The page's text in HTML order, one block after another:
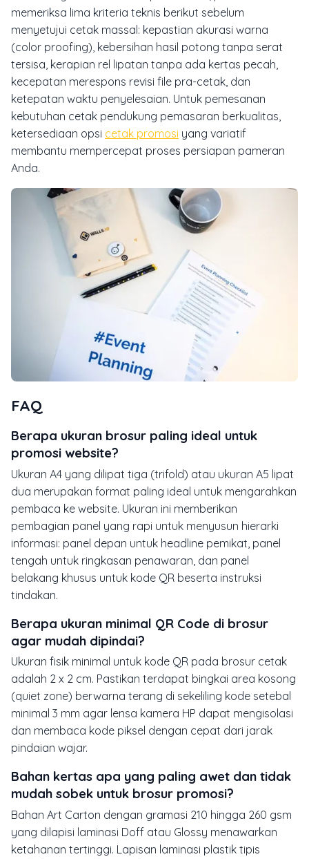
memeriksa lima kriteria teknis berikut sebelum
menyetujui cetak massal: kepastian akurasi warna
(color proofing), kebersihan hasil potong tanpa serat
tersisa, kerapian rel lipatan tanpa ada kertas pecah,
kecepatan merespons revisi file pra-cetak, dan
ketepatan waktu penyelesaian. Untuk pemesanan
kebutuhan cetak pendukung pemasaran berkualitas,
ketersediaan opsi cetak promosi yang variatif
membantu mempercepat proses persiapan pameran
Anda.
FAQ
Berapa ukuran brosur paling ideal untuk
promosi website?
Ukuran A4 yang dilipat tiga (trifold) atau ukuran A5 lipat
dua merupakan format paling ideal untuk mengarahkan
pembaca ke website. Ukuran ini memberikan
pembagian panel yang rapi untuk menyusun hierarki
informasi: panel depan untuk headline pemikat, panel
tengah untuk ringkasan penawaran, dan panel
belakang khusus untuk kode QR beserta instruksi
tindakan.
Berapa ukuran minimal QR Code di brosur
agar mudah dipindai?
Ukuran fisik minimal untuk kode QR pada brosur cetak
adalah 2 x 2 cm. Pastikan terdapat bingkai area kosong
(quiet zone) berwarna terang di sekeliling kode setebal
minimal 3 mm agar lensa kamera HP dapat mengisolasi
dan membaca kode piksel dengan cepat dari jarak
pindaian wajar.
Bahan kertas apa yang paling awet dan tidak
mudah sobek untuk brosur promosi?
Bahan Art Carton dengan gramasi 210 hingga 260 gsm
yang dilapisi laminasi Doff atau Glossy menawarkan
ketahanan tertinggi. Lapisan laminasi plastik tipis